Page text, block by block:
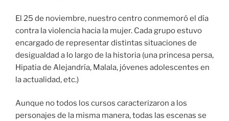
El 25 de noviembre, nuestro centro conmemoró el día
contra la violencia hacia la mujer. Cada grupo estuvo
encargado de representar distintas situaciones de
desigualdad a lo largo de la historia (una princesa persa,
Hipatia de Alejandría, Malala, jóvenes adolescentes en
la actualidad, etc.)
Aunque no todos los cursos caracterizaron a los
personajes de la misma manera, todas las escenas se